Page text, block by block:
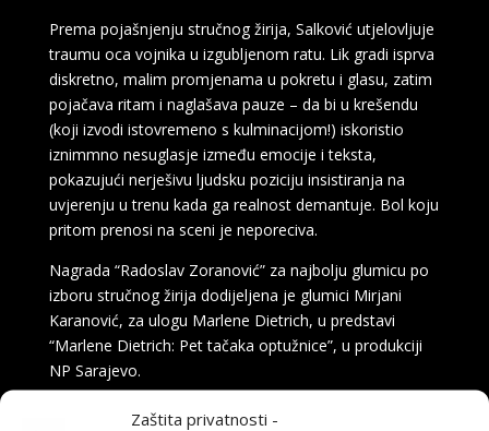
Zaštita privatnosti -
Prema pojašnjenju stručnog žirija, Salković utjelovljuje
traumu oca vojnika u izgubljenom ratu. Lik gradi isprva
diskretno, malim promjenama u pokretu i glasu, zatim
pojačava ritam i naglašava pauze – da bi u krešendu
(koji izvodi istovremeno s kulminacijom!) iskoristio
iznimmno nesuglasje između emocije i teksta,
pokazujući nerješivu ljudsku poziciju insistiranja na
uvjerenju u trenu kada ga realnost demantuje. Bol koju
pritom prenosi na sceni je neporeciva.
Nagrada “Radoslav Zoranović” za najbolju glumicu po
izboru stručnog žirija dodijeljena je glumici Mirjani
Karanović, za ulogu Marlene Dietrich, u predstavi
“Marlene Dietrich: Pet tačaka optužnice”, u produkciji
NP Sarajevo.